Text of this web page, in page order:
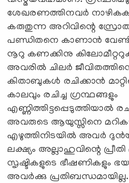
ശേഖരണത്തിനവർ
കരുതുന്ന അറിവിന്റെ
പണ്ഡിതനെ കാണാൻ
നൂറു കണക്കിനു
അവരിൽ ചിലർ
കിതാബുകൾ രചിക്കാൻ
കാലവും രചിച്ച ഗ്രന്ഥങ്ങളും
എണ്ണിത്തിട്ടപ്പെടുത്തിയാൽ
അവരുടെ ആയുസ്സിനെ
എഴുത്തിനിടയിൽ അവർ
ലക്ഷ്യം അല്ലാഹുവിന്റെ
സൃഷ്ടികളുടെ ഭീഷണികളും
അവർക്കു